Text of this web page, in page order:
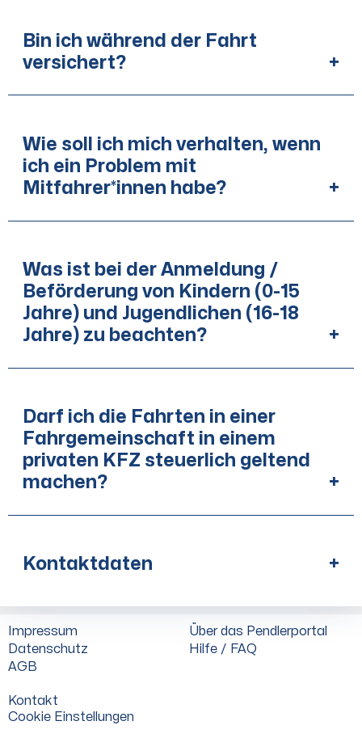
Bin ich während der Fahrt
versichert?
+
Wie soll ich mich verhalten, wenn
ich ein Problem mit
Mitfahrer*innen habe?
+
Was ist bei der Anmeldung /
Beförderung von Kindern (0-15
Jahre) und Jugendlichen (16-18
Jahre) zu beachten?
+
Darf ich die Fahrten in einer
Fahrgemeinschaft in einem
privaten KFZ steuerlich geltend
machen?
+
Kontaktdaten +
Impressum
Datenschutz
AGB
Über das Pendlerportal
Hilfe / FAQ
Kontakt
Cookie Einstellungen